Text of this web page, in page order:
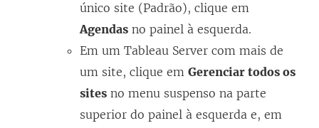
único site (Padrão), clique em
Agendas no painel à esquerda.
Em um Tableau Server com mais de
um site, clique em Gerenciar todos os
sites no menu suspenso na parte
superior do painel à esquerda e, em